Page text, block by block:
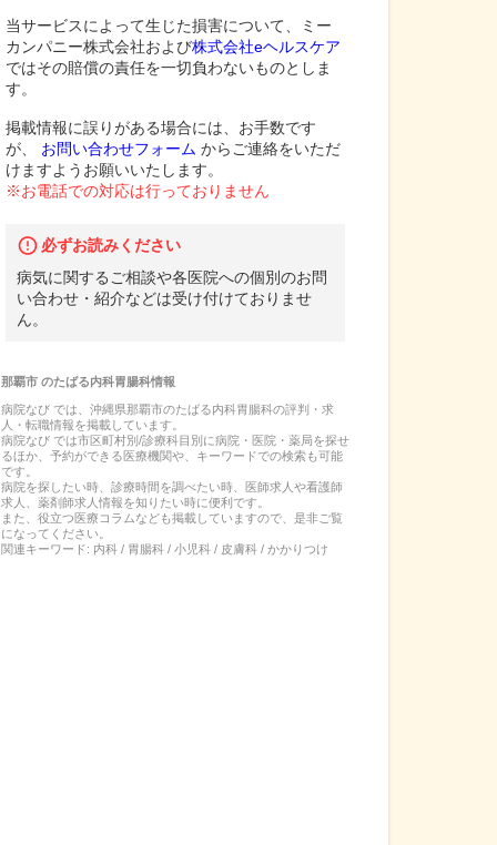
当サービスによって生じた損害について、ミー
カンパニー株式会社および株式会社eヘルスケア
ではその賠償の責任を一切負わないものとしま
す。
掲載情報に誤りがある場合には、お手数です
が、
お問い合わせフォーム からご連絡をいただ
けますようお願いいたします。
※お電話での対応は行っておりません
必ずお読みください
病気に関するご相談や各医院への個別のお問
い合わせ・紹介などは受け付けておりませ
ん。
那覇市のたばる内科胃腸科情報
病院なび では、 沖縄県那覇市のたばる内科胃腸科の評判・求
人・転職情報を掲載しています。
病院なび では市区町村別/診療科目別に病院・医院・薬局を探せ
るほか、予約ができる医療機関や、キーワードでの検索も可能
です。
病院を探したい時、診療時間を調べたい時、医師求人や看護師
求人、薬剤師求人情報を知りたい時に便利です。
また、役立つ医療コラムなども掲載していますので、是非ご覧
になってください。
関連キーワード: 内科 / 胃腸科 / 小児科 / 皮膚科 / かかりつけ